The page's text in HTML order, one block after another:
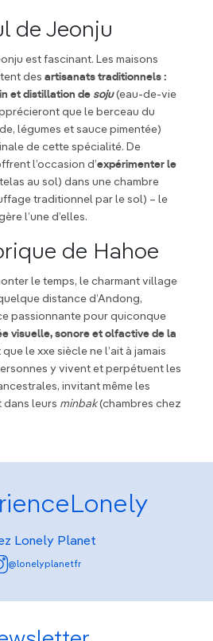
de Jeonju
est fascinant. Les maisons
des artisanats traditionnels :
et distillation de soju(eau-de-vie
que le berceau du
légumes et sauce pimentée)
de cette spécialité. De
l’occasion d’expérimenter le
au sol) dans une chambre
traditionnel par le sol) – le
l’une d’elles.
de Hahoe
le temps, le charmant village
distance d’Andong,
passionnante pour quiconque
visuelle, sonore et olfactive de la
que le xxe siècle ne l’ait à jamais
y vivent et perpétuent les
invitant même les
dans leurs minbak(chambres chez
Lonely Planet
@lonelyplanetfr